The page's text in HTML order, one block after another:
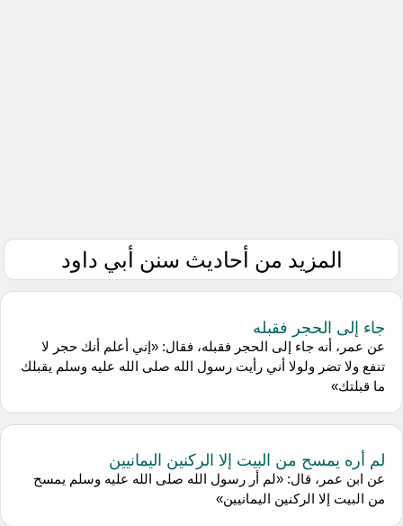
المزيد من أحاديث سنن أبي داود
جاء إلى الحجر فقبله
عن عمر، أنه جاء إلى الحجر فقبله، فقال: «إني أعلم أنك حجر لا
تنفع ولا تضر ولولا أني رأيت رسول الله صلى الله عليه وسلم يقبلك
ما قبلتك»
لم أره يمسح من البيت إلا الركنين اليمانيين
عن ابن عمر، قال: «لم أر رسول الله صلى الله عليه وسلم يمسح
من البيت إلا الركنين اليمانيين»